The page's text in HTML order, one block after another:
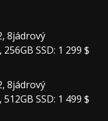
8jádrový
SSD: 1 299 $
8jádrový
SSD: 1 499 $